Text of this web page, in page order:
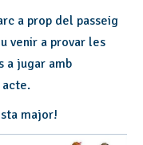
a prop del passeig
venir a provar les
a jugar amb
acte.
major!